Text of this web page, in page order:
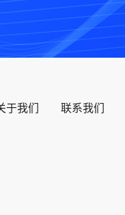
于我们 联系我们